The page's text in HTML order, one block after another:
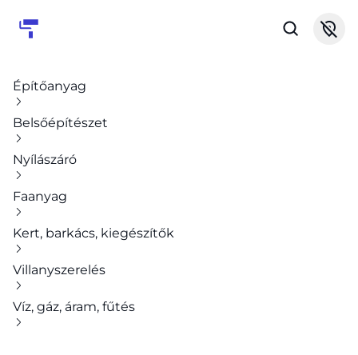
Építőanyag
Belsőépítészet
Nyílászáró
Faanyag
Kert, barkács, kiegészítők
Villanyszerelés
Víz, gáz, áram, fűtés